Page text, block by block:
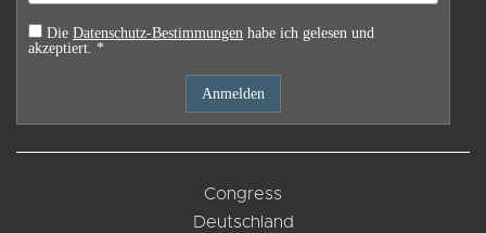
Die Datenschutz-Bestimmungen habe ich gelesen und
akzeptiert. *
Congress
Deutschland